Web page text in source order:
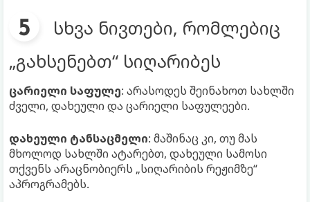
სხვა ნივთები, რომლებიც
„გახსენებთ“ სიღარიბეს
ცარიელი საფულე: არასოდეს შეინახოთ სახლში
ძველი, დახეული და ცარიელი საფულეები.
დახეული ტანსაცმელი: მაშინაც კი, თუ მას
მხოლოდ სახლში ატარებთ, დახეული სამოსი
თქვენს არაცნობიერს „სიღარიბის რეჟიმზე“
აპროგრამებს.